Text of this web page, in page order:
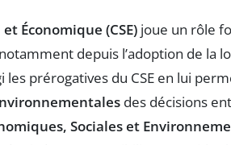
Économique (CSE) joue un rôle
depuis l’adoption de la
les prérogatives du CSE en lui
des décisions
Sociales et